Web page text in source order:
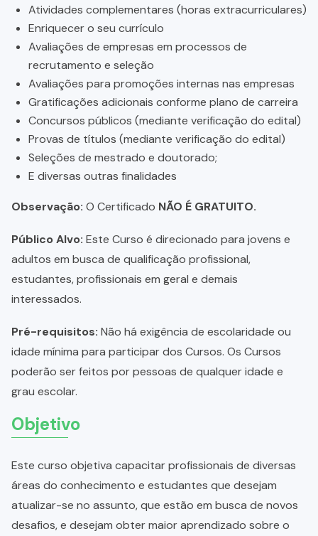
Atividades complementares (horas extracurriculares)
Enriquecer o seu currículo
Avaliações de empresas em processos de
recrutamento e seleção
Avaliações para promoções internas nas empresas
Gratificações adicionais conforme plano de carreira
Concursos públicos (mediante verificação do edital)
Provas de títulos (mediante verificação do edital)
Seleções de mestrado e doutorado;
E diversas outras finalidades
Observação: O Certificado NÃO É GRATUITO.
Público Alvo: Este Curso é direcionado para jovens e
adultos em busca de qualificação profissional,
estudantes, profissionais em geral e demais
interessados.
Pré-requisitos: Não há exigência de escolaridade ou
idade mínima para participar dos Cursos. Os Cursos
poderão ser feitos por pessoas de qualquer idade e
grau escolar.
Objetivo
Este curso objetiva capacitar profissionais de diversas
áreas do conhecimento e estudantes que desejam
atualizar-se no assunto, que estão em busca de novos
desafios, e desejam obter maior aprendizado sobre o